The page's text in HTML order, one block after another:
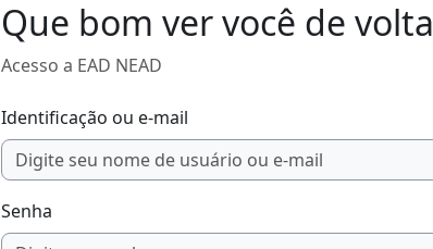
Que bom ver você de volta
Acesso a EAD NEAD
Identificação ou e-mail
Senha